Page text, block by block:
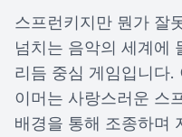
스프런키지만 뭔가 잘
넘치는 음악의 세계에
리듬 중심 게임입니다.
이머는 사랑스러운 스
배경을 통해 조종하며